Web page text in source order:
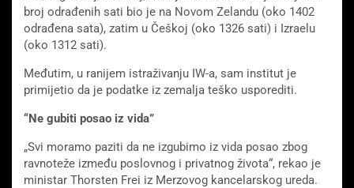
broj odrađenih sati bio je na Novom Zelandu (oko 1402
odrađena sata), zatim u Češkoj (oko 1326 sati) i Izraelu
(oko 1312 sati).
Međutim, u ranijem istraživanju IW-a, sam institut je
primijetio da je podatke iz zemalja teško usporediti.
“Ne gubiti posao iz vida”
„Svi moramo paziti da ne izgubimo iz vida posao zbog
ravnoteže između poslovnog i privatnog života“, rekao je
ministar Thorsten Frei iz Merzovog kancelarskog ureda.